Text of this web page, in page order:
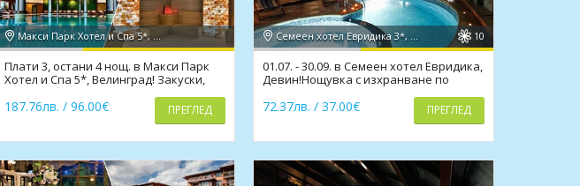
Макси Парк Хотел и Спа 5*, Велинград
Плати 3, остани 4 нощ. в Макси Парк
Хотел и Спа 5*, Велинград! Закуски,
вечери, басейни
187.76лв. / 96.00€ ПРЕГЛЕД
Семеен хотел Евридика 3*, Девин 10
01.07. - 30.09. в Семеен хотел Евридика,
Девин!Нощувка с изхранване по
избор,мин.басейн
72.37лв. / 37.00€ ПРЕГЛЕД